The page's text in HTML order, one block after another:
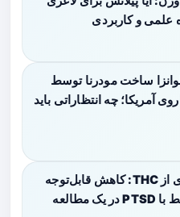
علمی و کاربردی
ساخت مودرنا توسط
آمریکا؛ چه انتظاراتی باید
استفاده نسخه‌ای از THC: کاهش قابل‌توجه
کابوس‌های مرتبط با PTSD در یک مطالعه